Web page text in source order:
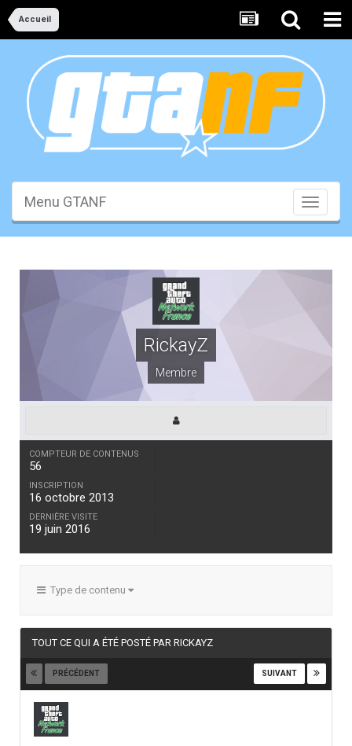
Accueil
Toggle
Menu GTANF
RickayZ
Membre
COMPTEUR DE CONTENUS
56
INSCRIPTION
16 octobre 2013
DERNIÈRE VISITE
19 juin 2016
Type de contenu
TOUT CE QUI A ÉTÉ POSTÉ PAR RICKAYZ
PRÉCÉDENT SUIVANT